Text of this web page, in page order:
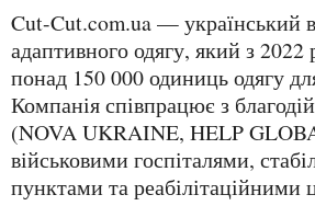
Cut-Cut.com.ua — український виробник
адаптивного одягу, який з 2022
понад 150 000 одиниць одягу
Компанія співпрацює з
(NOVA UKRAINE, HELP
військовими госпіталями,
пунктами та